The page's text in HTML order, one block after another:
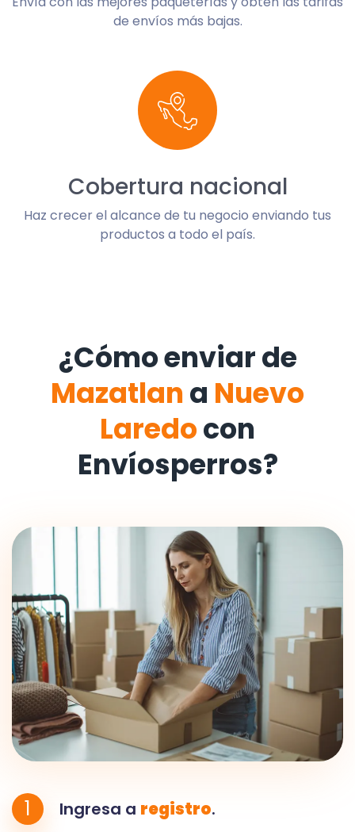
de envíos más bajas.
Cobertura nacional
Haz crecer el alcance de tu negocio enviando tus
productos a todo el país.
¿Cómo enviar de
Mazatlan a Nuevo
Laredocon
Envíosperros?
1 Ingresa a registro.